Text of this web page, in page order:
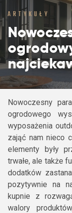
ARTYKUŁY
Nowoczesny
ogrodowego
wyposażenia
zająć nam nieco
elementy były
trwałe, ale także
dodatków
pozytywnie na
kupnie z
walory